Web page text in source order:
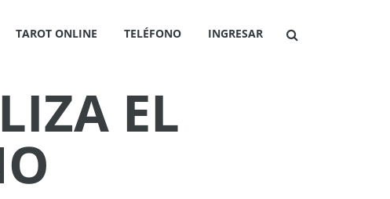
TAROT ONLINE TELÉFONO INGRESAR
EL